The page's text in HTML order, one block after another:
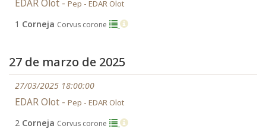
EDAR Olot - Pep - EDAR Olot
1 Corneja Corvus corone
27 de marzo de 2025
27/03/2025 18:00:00
EDAR Olot - Pep - EDAR Olot
2 Corneja Corvus corone